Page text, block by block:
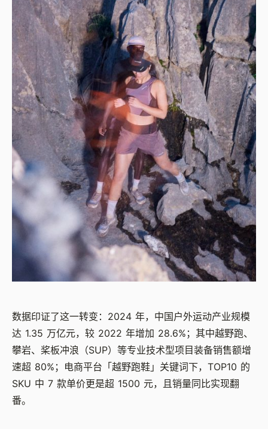
数据印证了这一转变：2024 年，中国户外运动产业规模
达 1.35 万亿元，较 2022 年增加 28.6%；其中越野跑、
攀岩、桨板冲浪（SUP）等专业技术型项目装备销售额增
速超 80%；电商平台「越野跑鞋」关键词下，TOP10 的
SKU 中 7 款单价更是超 1500 元，且销量同比实现翻
番。